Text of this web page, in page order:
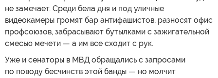
не замечает. Среди бела дня и под уличные
видеокамеры громят бар антифашистов, разносят офис
профсоюзов, забрасывают бутылками с зажигательной
смесью мечети — а им все сходит с рук.
Уже и сенаторы в МВД обращались с запросами
по поводу бесчинств этой банды — но молчит